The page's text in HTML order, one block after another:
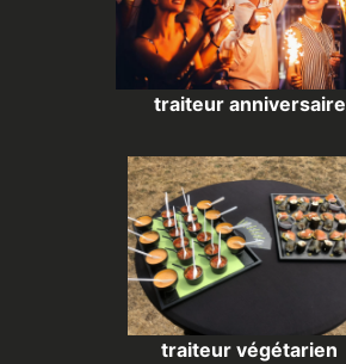
traiteur anniversaire
traiteur végétarien